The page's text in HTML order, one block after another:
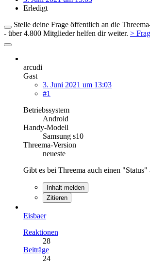
Erledigt
Stelle deine Frage öffentlich an die
- über 4.800 Mitglieder helfen dir weiter. >
arcudi
Gast
3. Juni 2021 um 13:03
#1
Betriebssystem
Android
Handy-Modell
Samsung s10
Threema-Version
neueste
Gibt es bei Threema auch einen
Inhalt melden
Zitieren
Eisbaer
Reaktionen
28
Beiträge
24